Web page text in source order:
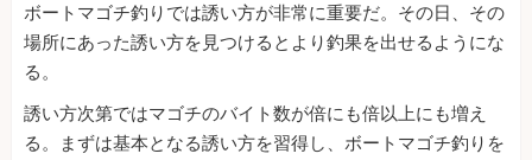
ボートマゴチ釣りでは誘い方が非常に重要だ。その日、その
場所にあった誘い方を見つけるとより釣果を出せるようにな
る。
誘い方次第ではマゴチのバイト数が倍にも倍以上にも増え
る。まずは基本となる誘い方を習得し、ボートマゴチ釣りを